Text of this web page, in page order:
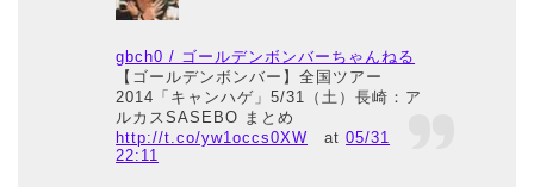
gbch0 / ゴールデンボンバーちゃんねる
【ゴールデンボンバー】全国ツアー
2014「キャンハゲ」5/31（土）長崎：ア
ルカスSASEBO まとめ
http://t.co/yw1occs0XW at05/31
22:11